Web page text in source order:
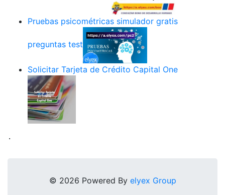
Pruebas psicométricas simulador gratis
preguntas test
Solicitar Tarjeta de Crédito Capital One
.
© 2026 Powered By elyex Group